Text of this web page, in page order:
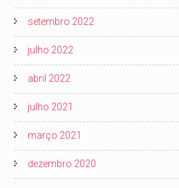
setembro 2022
julho 2022
abril 2022
julho 2021
março 2021
dezembro 2020